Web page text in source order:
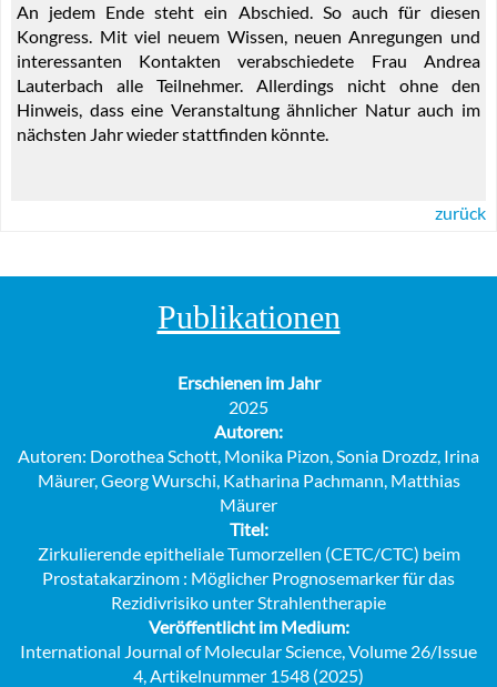
An jedem Ende steht ein Abschied. So auch für diesen
Kongress. Mit viel neuem Wissen, neuen Anregungen und
interessanten Kontakten verabschiedete Frau Andrea
Lauterbach alle Teilnehmer. Allerdings nicht ohne den
Hinweis, dass eine Veranstaltung ähnlicher Natur auch im
nächsten Jahr wieder stattfinden könnte.
zurück
Publikationen
Erschienen im Jahr
2025
Autoren:
Autoren: Dorothea Schott, Monika Pizon, Sonia Drozdz, Irina
Mäurer, Georg Wurschi, Katharina Pachmann, Matthias
Mäurer
Titel:
Zirkulierende epitheliale Tumorzellen (CETC/CTC) beim
Prostatakarzinom : Möglicher Prognosemarker für das
Rezidivrisiko unter Strahlentherapie
Veröffentlicht im Medium:
International Journal of Molecular Science, Volume 26/Issue
4, Artikelnummer 1548 (2025)